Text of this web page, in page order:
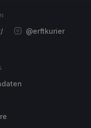
@erftkurier